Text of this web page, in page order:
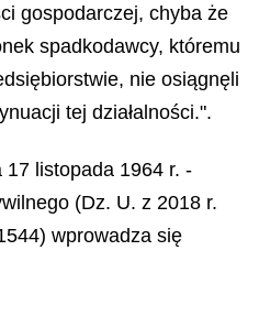
gospodarczej, chyba że
spadkodawcy, któremu
nie osiągnęli
tej działalności.".
listopada 1964 r. -
(Dz. U. z 2018 r.
wprowadza się